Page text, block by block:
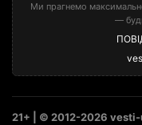
Ми прагнемо
—
21+ | © 2012-2026 vesti-